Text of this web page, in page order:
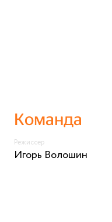
Команда
Режиссер
Игорь Волошин